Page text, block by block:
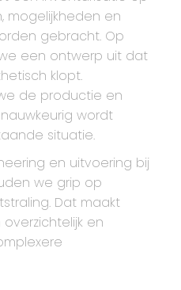
mogelijkheden en
gebracht. Op
een ontwerp uit dat
klopt.
de productie en
wordt
situatie.
en uitvoering bij
we grip op
Dat maakt
en